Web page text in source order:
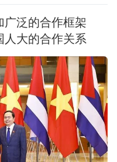
广泛的合作框架
人大的合作关系